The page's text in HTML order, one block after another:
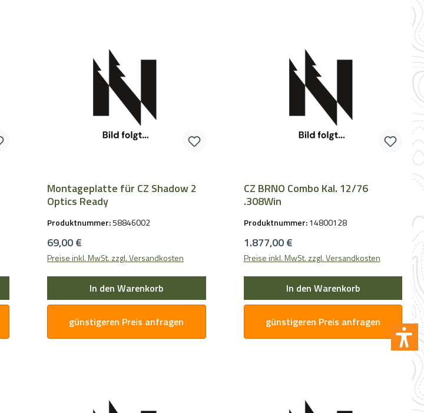
Montageplatte für CZ Shadow 2
Optics Ready
Produktnummer:58846002
Regulärer Preis:
69,00 €
Preise inkl. MwSt. zzgl. Versandkosten
In den Warenkorb
günstigeren Preis anfragen
CZ BRNO Combo Kal. 12/76
.308Win
Produktnummer:14800128
Regulärer Preis:
1.877,00 €
Preise inkl. MwSt. zzgl. Versandkosten
In den Warenkorb
günstigeren Preis anfragen